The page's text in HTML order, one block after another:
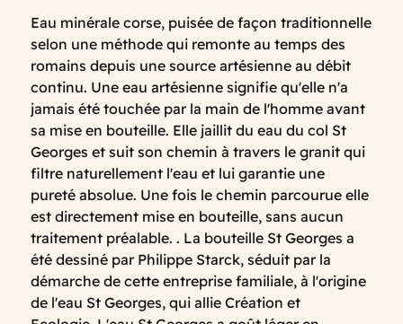
Eau minérale corse, puisée de façon traditionnelle
selon une méthode qui remonte au temps des
romains depuis une source artésienne au débit
continu. Une eau artésienne signifie qu'elle n'a
jamais été touchée par la main de l'homme avant
sa mise en bouteille. Elle jaillit du eau du col St
Georges et suit son chemin à travers le granit qui
filtre naturellement l'eau et lui garantie une
pureté absolue. Une fois le chemin parcourue elle
est directement mise en bouteille, sans aucun
traitement préalable. . La bouteille St Georges a
été dessiné par Philippe Starck, séduit par la
démarche de cette entreprise familiale, à l'origine
de l'eau St Georges, qui allie Création et